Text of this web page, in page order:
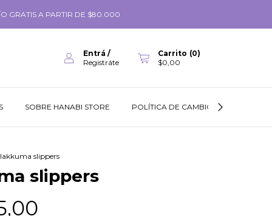
GRATIS A PARTIR DE $80.000
Entrá /
Registráte
Carrito (0)
$0,00
SOBRE HANABI STORE POLÍTICA DE CAMBIOS
slippers
slippers